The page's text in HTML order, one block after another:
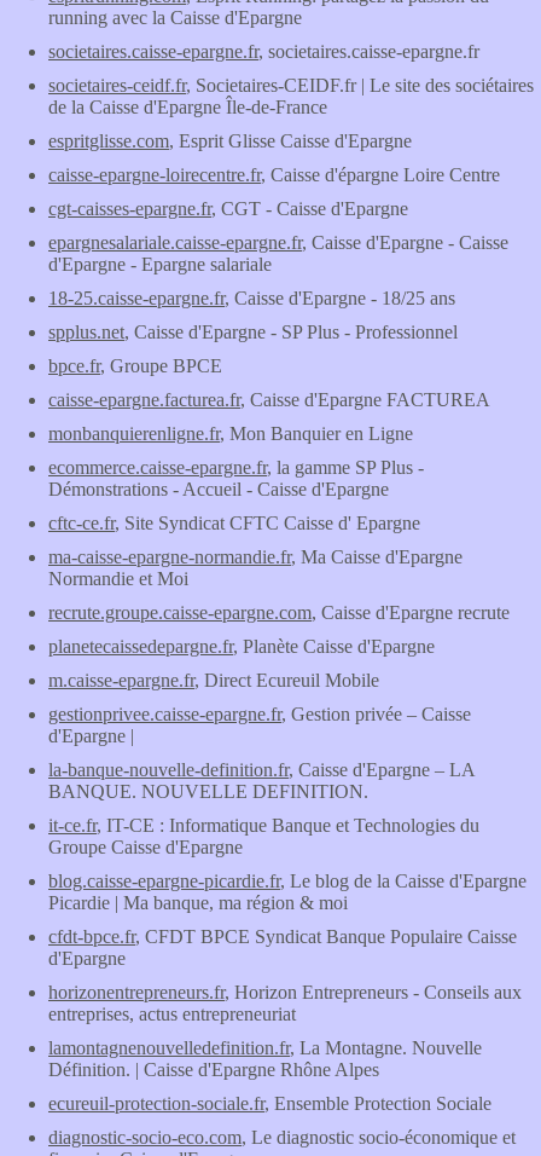
running avec la Caisse d'Epargne
societaires.caisse-epargne.fr, societaires.caisse-epargne.fr
societaires-ceidf.fr, Societaires-CEIDF.fr | Le site des sociétaires
de la Caisse d'Epargne Île-de-France
espritglisse.com, Esprit Glisse Caisse d'Epargne
caisse-epargne-loirecentre.fr, Caisse d'épargne Loire Centre
cgt-caisses-epargne.fr, CGT - Caisse d'Epargne
epargnesalariale.caisse-epargne.fr, Caisse d'Epargne - Caisse
d'Epargne - Epargne salariale
18-25.caisse-epargne.fr, Caisse d'Epargne - 18/25 ans
spplus.net, Caisse d'Epargne - SP Plus - Professionnel
bpce.fr, Groupe BPCE
caisse-epargne.facturea.fr, Caisse d'Epargne FACTUREA
monbanquierenligne.fr, Mon Banquier en Ligne
ecommerce.caisse-epargne.fr, la gamme SP Plus -
Démonstrations - Accueil - Caisse d'Epargne
cftc-ce.fr, Site Syndicat CFTC Caisse d' Epargne
ma-caisse-epargne-normandie.fr, Ma Caisse d'Epargne
Normandie et Moi
recrute.groupe.caisse-epargne.com, Caisse d'Epargne recrute
planetecaissedepargne.fr, Planète Caisse d'Epargne
m.caisse-epargne.fr, Direct Ecureuil Mobile
gestionprivee.caisse-epargne.fr, Gestion privée – Caisse
d'Epargne |
la-banque-nouvelle-definition.fr, Caisse d'Epargne – LA
BANQUE. NOUVELLE DEFINITION.
it-ce.fr, IT-CE : Informatique Banque et Technologies du
Groupe Caisse d'Epargne
blog.caisse-epargne-picardie.fr, Le blog de la Caisse d'Epargne
Picardie | Ma banque, ma région & moi
cfdt-bpce.fr, CFDT BPCE Syndicat Banque Populaire Caisse
d'Epargne
horizonentrepreneurs.fr, Horizon Entrepreneurs - Conseils aux
entreprises, actus entrepreneuriat
lamontagnenouvelledefinition.fr, La Montagne. Nouvelle
Définition. | Caisse d'Epargne Rhône Alpes
ecureuil-protection-sociale.fr, Ensemble Protection Sociale
diagnostic-socio-eco.com, Le diagnostic socio-économique et